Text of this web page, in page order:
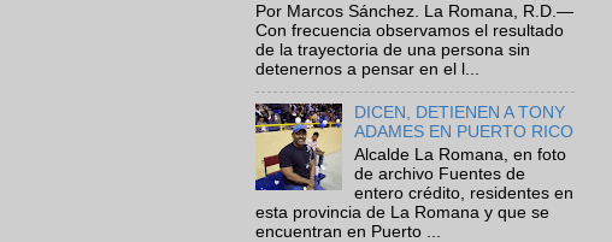
Por Marcos Sánchez. La Romana, R.D.—
Con frecuencia observamos el resultado
de la trayectoria de una persona sin
detenernos a pensar en el l...
DICEN, DETIENEN A TONY
ADAMES EN PUERTO RICO
Alcalde La Romana, en foto
de archivo Fuentes de
entero crédito, residentes en
esta provincia de La Romana y que se
encuentran en Puerto ...